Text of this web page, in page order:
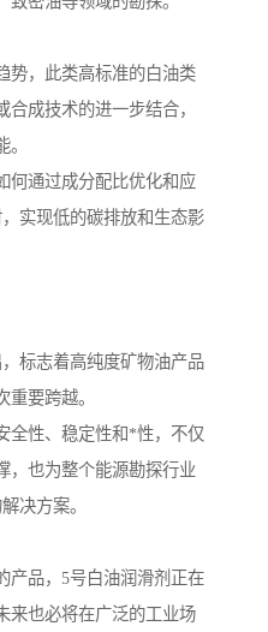
势，此类高标准的白油类
成技术的进一步结合，
何通过成分配比优化和应
实现低的碳排放和生态影
标志着高纯度矿物油产品
要跨越。
全性、稳定性和*性，不仅
，也为整个能源勘探行业
决方案。
产品，5号白油润滑剂正在
来也必将在广泛的工业场